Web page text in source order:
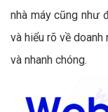
nhà máy cũng như
và hiểu rõ về
và nhanh chóng.